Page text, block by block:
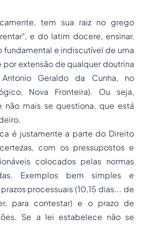
tem sua raiz no grego
e do latim docere, ensinar,
e indiscutível de uma
por extensão de qualquer doutrina
Geraldo da Cunha, no
Nova Fronteira). Ou seja,
mais se questiona, que está
é justamente a parte do Direito
com os pressupostos e
colocados pelas normas
Exemplos bem simples e
processuais (10,15 dias... de
para contestar) e o prazo de
Se a lei estabelece não se